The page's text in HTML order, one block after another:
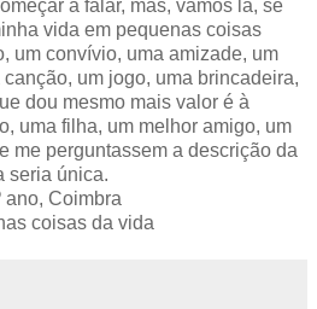
a falar, mas, vamos lá, se
vida em pequenas coisas
um convívio, uma amizade, um
um jogo, uma brincadeira,
dou mesmo mais valor é à
uma filha, um melhor amigo, um
me perguntassem a descrição da
seria única.
ano, Coimbra
coisas da vida